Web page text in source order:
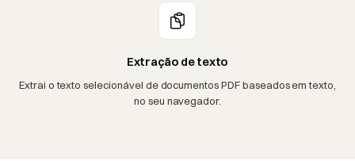
Extração de texto
Extrai o texto selecionável de documentos PDF baseados em texto,
no seu navegador.